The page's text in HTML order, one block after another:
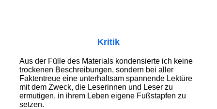
Kritik
Aus der Fülle des Materials kondensierte ich keine
trockenen Beschreibungen, sondern bei aller
Faktentreue eine unterhaltsam spannende Lektüre
mit dem Zweck, die Leserinnen und Leser zu
ermutigen, in ihrem Leben eigene Fußstapfen zu
setzen.